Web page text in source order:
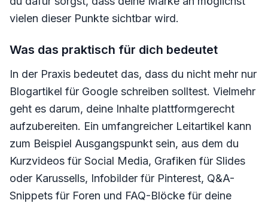
vielen dieser Punkte sichtbar wird.
Was das praktisch für dich bedeutet
In der Praxis bedeutet das, dass du nicht mehr nur
Blogartikel für Google schreiben solltest. Vielmehr
geht es darum, deine Inhalte plattformgerecht
aufzubereiten. Ein umfangreicher Leitartikel kann
zum Beispiel Ausgangspunkt sein, aus dem du
Kurzvideos für Social Media, Grafiken für Slides
oder Karussells, Infobilder für Pinterest, Q&A-
Snippets für Foren und FAQ-Blöcke für deine